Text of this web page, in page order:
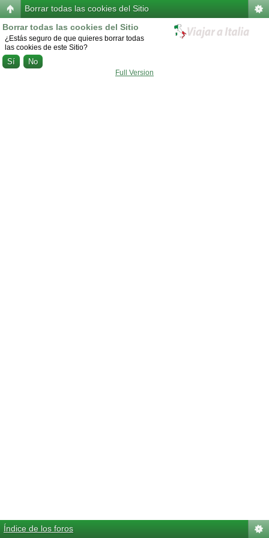
Borrar todas las cookies del Sitio
Borrar todas las cookies del Sitio
¿Estás seguro de que quieres borrar todas
las cookies de este Sitio?
Full Version
Índice de los foros